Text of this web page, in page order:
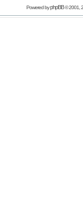
Powered byphpBB© 2001,